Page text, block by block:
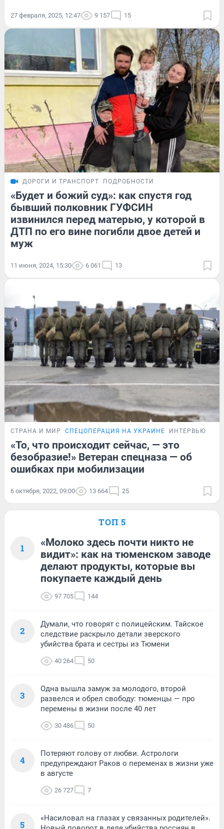
27 февраля, 2025, 12:47 9 157 15
ДОРОГИ И ТРАНСПОРТ ПОДРОБНОСТИ
«Будет и божий суд»: как спустя год
бывший полковник ГУФСИН
извинился перед матерью, у которой в
ДТП по его вине погибли двое детей и
муж
11 июня, 2024, 15:30 6 061 13
СТРАНА И МИР СПЕЦОПЕРАЦИЯ НА УКРАИНЕ ИНТЕРВЬЮ
«То, что происходит сейчас, — это
безобразие!» Ветеран спецназа — об
ошибках при мобилизации
6 октября, 2022, 09:00 13 664 25
ТОП 5
1
«Молоко здесь почти никто не
видит»: как на тюменском заводе
делают продукты, которые вы
покупаете каждый день
97 705 144
2
Думали, что говорят с полицейским. Тайское
следствие раскрыло детали зверского
убийства брата и сестры из Тюмени
40 264 50
3
Одна вышла замуж за молодого, второй
развелся и обрел свободу: тюменцы — про
перемены в жизни после 40 лет
30 486 50
4
Потеряют голову от любви. Астрологи
предупреждают Раков о переменах в жизни уже
в августе
26 727 7
5
«Насиловал на глазах у связанных родителей».